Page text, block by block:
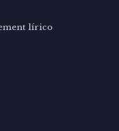
lírico